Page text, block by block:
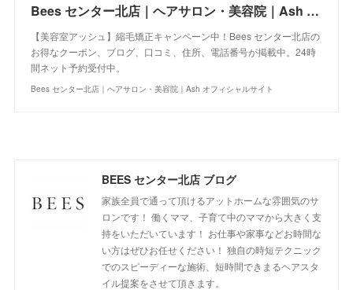
Bees センター北店｜ヘアサロン・美容院｜Ash オフィシャルサイト
【美容室アッシュ】縮毛矯正キャンペーン中！Bees センター北店の
お得なクーポン、ブログ、口コミ、住所、電話番号が掲載中。24時
間ネット予約受付中。
Bees センター北店｜ヘアサロン・美容院｜Ash オフィシャルサイト
BEES センター北店 ブログ
家族全員で通って頂けるアットホームな雰囲気のサ
ロンです！ 働くママ、子育て中のママから大きく支
持をいただいています！ お仕事や家事などお時間な
い方はぜひお任せください！ 独自の時短テクニック
でのスピーディーな施術、短時間できまるヘアスタ
イル提案をさせて頂きます。